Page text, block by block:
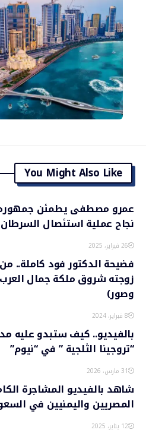
You Might Also Like
عمرو مصطفى يطمئن
نجاح عملية استئصال
26 فبراير، 2025
فضيحة الدكتور فود كاملة..
زوجته شروق ملكة جمال
وصور)
8 فبراير، 2024
بالفيديو.. كيف ستبدو عليه
“تروجينا الثلجية ” في “نيوم”
31 مارس، 2026
شاهد بالفيديو المشاجرة
المصريين واليمنيين في
12 يناير، 2025